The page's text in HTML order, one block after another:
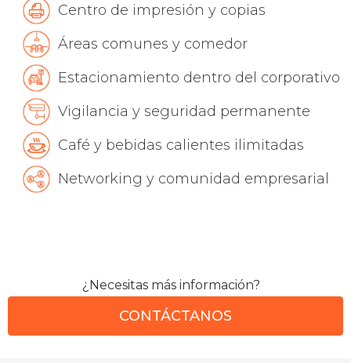
Centro de impresión y copias
Áreas comunes y comedor
Estacionamiento dentro del corporativo
Vigilancia y seguridad permanente
Café y bebidas calientes ilimitadas
Networking y comunidad empresarial
¿Necesitas más información?
CONTÁCTANOS